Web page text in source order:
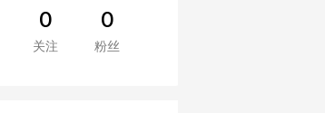
0
关注
0
粉丝